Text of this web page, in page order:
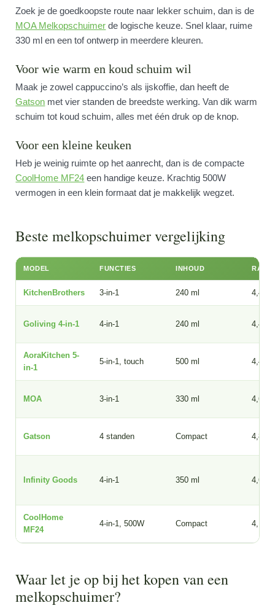
Zoek je de goedkoopste route naar lekker schuim, dan is de
MOA Melkopschuimer de logische keuze. Snel klaar, ruime
330 ml en een tof ontwerp in meerdere kleuren.
Voor wie warm en koud schuim wil
Maak je zowel cappuccino’s als ijskoffie, dan heeft de
Gatson met vier standen de breedste werking. Van dik warm
schuim tot koud schuim, alles met één druk op de knop.
Voor een kleine keuken
Heb je weinig ruimte op het aanrecht, dan is de compacte
CoolHome MF24 een handige keuze. Krachtig 500W
vermogen in een klein formaat dat je makkelijk wegzet.
Beste melkopschuimer vergelijking
MODEL FUNCTIES INHOUD
KitchenBrothers 3-in-1 240 ml 4,4
Goliving 4-in-1 4-in-1 240 ml 4,4
AoraKitchen 5-
in-1
5-in-1, touch 500 ml 4,4
MOA 3-in-1 330 ml 4,6
Gatson 4 standen Compact 4,8
Infinity Goods 4-in-1 350 ml 4,6
CoolHome
MF24
4-in-1, 500W Compact 4,1
Waar let je op bij het kopen van een
melkopschuimer?